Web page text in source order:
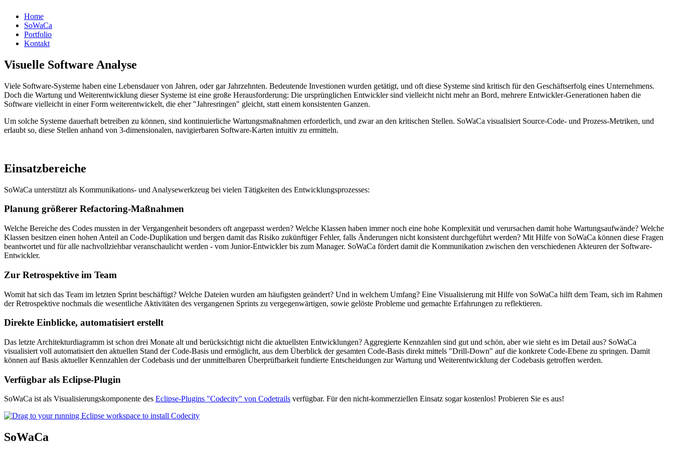
Home
SoWaCa
Portfolio
Kontakt
Visuelle Software Analyse
Viele Software-Systeme haben eine Lebensdauer von Jahren, oder gar Jahrzehnten. Bedeutende Investionen wurden getätigt, und oft diese Systeme sind kritisch für den Geschäftserfolg eines Unternehmens.
Doch die Wartung und Weiterentwicklung dieser Systeme ist eine große Herausforderung: Die ursprünglichen Entwickler sind vielleicht nicht mehr an Bord, mehrere Entwickler-Generationen haben die
Software vielleicht in einer Form weiterentwickelt, die eher "Jahresringen" gleicht, statt einem konsistenten Ganzen.
Um solche Systeme dauerhaft betreiben zu können, sind kontinuierliche Wartungsmaßnahmen erforderlich, und zwar an den kritischen Stellen. SoWaCa visualisiert Source-Code- und Prozess-Metriken, und
erlaubt so, diese Stellen anhand von 3-dimensionalen, navigierbaren Software-Karten intuitiv zu ermitteln.
Einsatzbereiche
SoWaCa unterstützt als Kommunikations- und Analysewerkzeug bei vielen Tätigkeiten des Entwicklungsprozesses:
Planung größerer Refactoring-Maßnahmen
Welche Bereiche des Codes mussten in der Vergangenheit besonders oft angepasst werden? Welche Klassen haben immer noch eine hohe Komplexität und verursachen damit hohe Wartungsaufwände? Welche
Klassen besitzen einen hohen Anteil an Code-Duplikation und bergen damit das Risiko zukünftiger Fehler, falls Änderungen nicht konsistent durchgeführt werden? Mit Hilfe von SoWaCa können diese Fragen
beantwortet und für alle nachvollziehbar veranschaulicht werden - vom Junior-Entwickler bis zum Manager. SoWaCa fördert damit die Kommunikation zwischen den verschiedenen Akteuren der Software-
Entwickler.
Zur Retrospektive im Team
Womit hat sich das Team im letzten Sprint beschäftigt? Welche Dateien wurden am häufigsten geändert? Und in welchem Umfang? Eine Visualisierung mit Hilfe von SoWaCa hilft dem Team, sich im Rahmen
der Retrospektive nochmals die wesentliche Aktivitäten des vergangenen Sprints zu vergegenwärtigen, sowie gelöste Probleme und gemachte Erfahrungen zu reflektieren.
Direkte Einblicke, automatisiert erstellt
Das letzte Architekturdiagramm ist schon drei Monate alt und berücksichtigt nicht die aktuellsten Entwicklungen? Aggregierte Kennzahlen sind gut und schön, aber wie sieht es im Detail aus? SoWaCa
visualisiert voll automatisiert den aktuellen Stand der Code-Basis und ermöglicht, aus dem Überblick der gesamten Code-Basis direkt mittels "Drill-Down" auf die konkrete Code-Ebene zu springen. Damit
können auf Basis aktueller Kennzahlen der Codebasis und der unmittelbaren Überprüfbarkeit fundierte Entscheidungen zur Wartung und Weiterentwicklung der Codebasis getroffen werden.
Verfügbar als Eclipse-Plugin
SoWaCa ist als Visualisierungskomponente des Eclipse-Plugins "Codecity" von Codetrails verfügbar. Für den nicht-kommerziellen Einsatz sogar kostenlos! Probieren Sie es aus!
SoWaCa